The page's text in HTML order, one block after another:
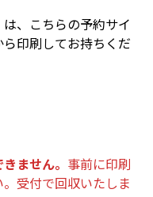
、こちらの予約サイ
印刷してお持ちくだ
ません。 事前に印刷
受付で回収いたしま